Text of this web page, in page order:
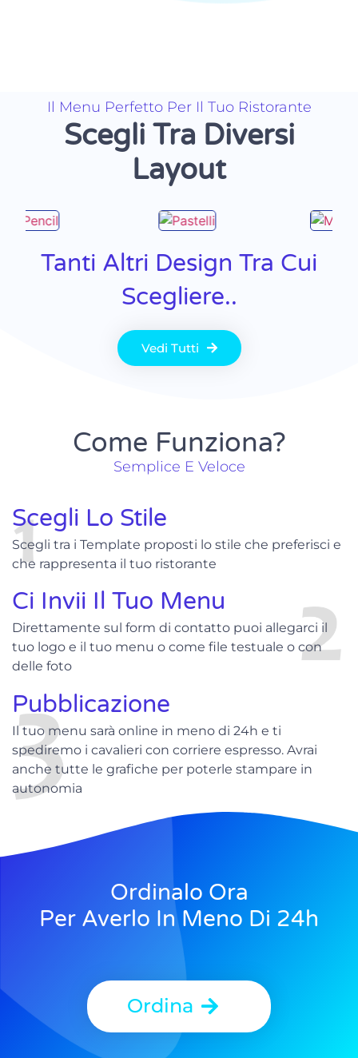
Il Menu Perfetto Per Il Tuo Ristorante
Scegli Tra Diversi
Layout
Tanti Altri Design Tra Cui
Scegliere..
Vedi Tutti
Come Funziona?
Semplice E Veloce
Scegli Lo Stile
Scegli tra i Template proposti lo stile che preferisci e
che rappresenta il tuo ristorante
Ci Invii Il Tuo Menu
Direttamente sul form di contatto puoi allegarci il
tuo logo e il tuo menu o come file testuale o con
delle foto
Pubblicazione
Il tuo menu sarà online in meno di 24h e ti
spediremo i cavalieri con corriere espresso. Avrai
anche tutte le grafiche per poterle stampare in
autonomia
Ordinalo Ora
Per Averlo In Meno Di 24h
Ordina